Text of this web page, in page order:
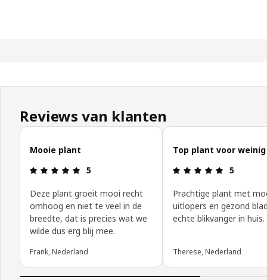
Reviews van klanten
Reviews van klanten overslaan
Mooie plant
Beoordeling: 5 van 5 sterren.
5
Deze plant groeit mooi recht
omhoog en niet te veel in de
breedte, dat is precies wat we
wilde dus erg blij mee.
Frank, Nederland
Top plant voor
5
Prachtige plant met
uitlopers en gezond
echte blikvanger in huis.
Therese, Nederland